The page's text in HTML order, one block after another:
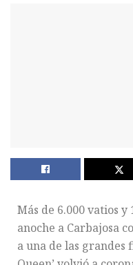
Más de 6.000 vatios
anoche a Carbajosa
a una de las grandes